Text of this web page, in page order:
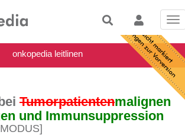
Tumorpatientenmalignen
und Immunsuppression